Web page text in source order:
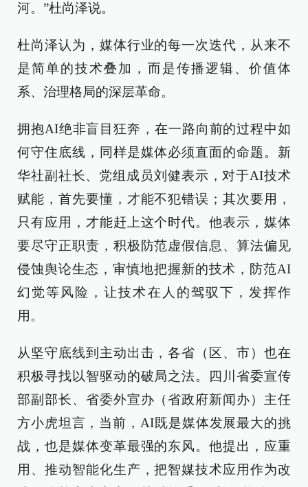
河。”杜尚泽说。
杜尚泽认为，媒体行业的每一次迭代，从来不
是简单的技术叠加，而是传播逻辑、价值体
系、治理格局的深层革命。
拥抱AI绝非盲目狂奔，在一路向前的过程中如
何守住底线，同样是媒体必须直面的命题。新
华社副社长、党组成员刘健表示，对于AI技术
赋能，首先要懂，才能不犯错误；其次要用，
只有应用，才能赶上这个时代。他表示，媒体
要尽守正职责，积极防范虚假信息、算法偏见
侵蚀舆论生态，审慎地把握新的技术，防范AI
幻觉等风险，让技术在人的驾驭下，发挥作
用。
从坚守底线到主动出击，各省（区、市）也在
积极寻找以智驱动的破局之法。四川省委宣传
部副部长、省委外宣办（省政府新闻办）主任
方小虎坦言，当前，AI既是媒体发展最大的挑
战，也是媒体变革最强的东风。他提出，应重
用、推动智能化生产，把智媒技术应用作为改